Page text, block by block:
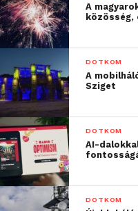
A kurzus elméleti és
hallgatók az alapoktól
játékfejlesztés lépéseit.
kreativitásukat is
mindenki olyan
előző szemeszterben
A
közösség,
DOTKOM
A
Sziget
DOTKOM
AI-
DOTKOM